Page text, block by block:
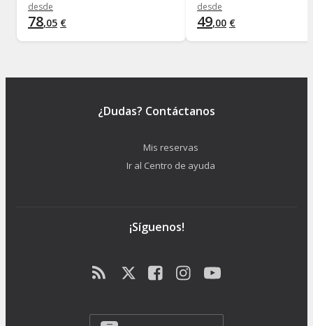
desde
78,05 €
desde
49,00 €
¿Dudas? Contáctanos
Mis reservas
Ir al Centro de ayuda
¡Síguenos!